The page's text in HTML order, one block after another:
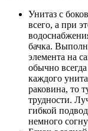
Унитаз с
всего, а при
бачка.
элемента на
обычно
каждого
раковина, то
трудности.
гибкой
немного